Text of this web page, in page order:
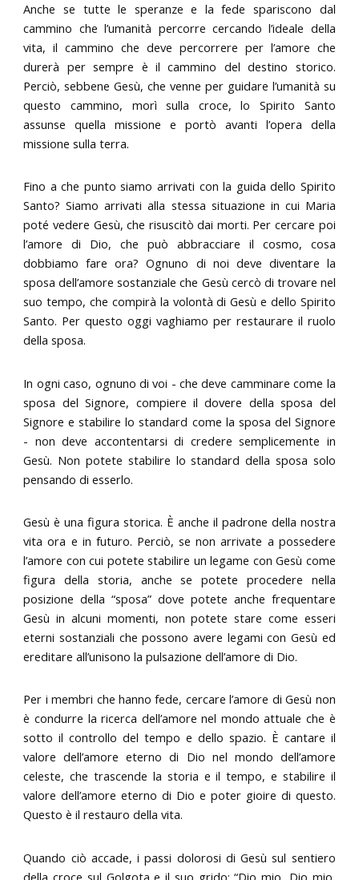
Anche se tutte le speranze e la fede spariscono dal
cammino che l’umanità percorre cercando l’ideale della
vita, il cammino che deve percorrere per l’amore che
durerà per sempre è il cammino del destino storico.
Perciò, sebbene Gesù, che venne per guidare l’umanità su
questo cammino, morì sulla croce, lo Spirito Santo
assunse quella missione e portò avanti l’opera della
missione sulla terra.
Fino a che punto siamo arrivati con la guida dello Spirito
Santo? Siamo arrivati alla stessa situazione in cui Maria
poté vedere Gesù, che risuscitò dai morti. Per cercare poi
l’amore di Dio, che può abbracciare il cosmo, cosa
dobbiamo fare ora? Ognuno di noi deve diventare la
sposa dell’amore sostanziale che Gesù cercò di trovare nel
suo tempo, che compirà la volontà di Gesù e dello Spirito
Santo. Per questo oggi vaghiamo per restaurare il ruolo
della sposa.
In ogni caso, ognuno di voi - che deve camminare come la
sposa del Signore, compiere il dovere della sposa del
Signore e stabilire lo standard come la sposa del Signore
- non deve accontentarsi di credere semplicemente in
Gesù. Non potete stabilire lo standard della sposa solo
pensando di esserlo.
Gesù è una figura storica. È anche il padrone della nostra
vita ora e in futuro. Perciò, se non arrivate a possedere
l’amore con cui potete stabilire un legame con Gesù come
figura della storia, anche se potete procedere nella
posizione della “sposa” dove potete anche frequentare
Gesù in alcuni momenti, non potete stare come esseri
eterni sostanziali che possono avere legami con Gesù ed
ereditare all’unisono la pulsazione dell’amore di Dio.
Per i membri che hanno fede, cercare l’amore di Gesù non
è condurre la ricerca dell’amore nel mondo attuale che è
sotto il controllo del tempo e dello spazio. È cantare il
valore dell’amore eterno di Dio nel mondo dell’amore
celeste, che trascende la storia e il tempo, e stabilire il
valore dell’amore eterno di Dio e poter gioire di questo.
Questo è il restauro della vita.
Quando ciò accade, i passi dolorosi di Gesù sul sentiero
della croce sul Golgota e il suo grido: “Dio mio, Dio mio,